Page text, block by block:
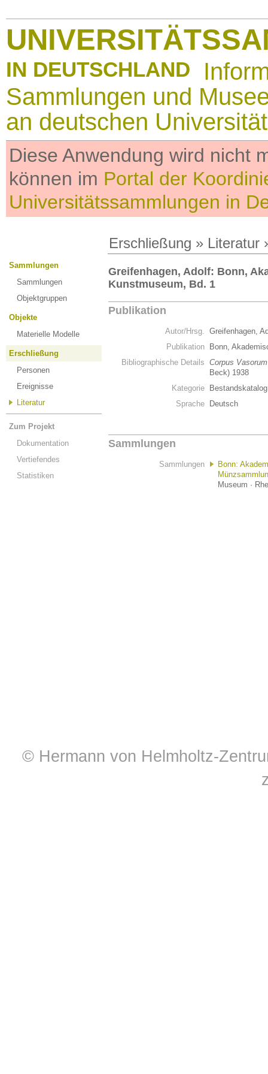
IN DEUTSCHLAND
Sammlungen und
an deutschen
Diese Anwendung wird nicht
können im Portal der
Universitätssammlungen in
Erschließung » Literatur
Sammlungen
Sammlungen
Objektgruppen
Objekte
Materielle Modelle
Erschließung
Personen
Ereignisse
Literatur
Zum Projekt
Dokumentation
Vertiefendes
Statistiken
Greifenhagen, Adolf: Bonn,
Kunstmuseum, Bd. 1
Publikation
Autor/Hrsg. Greifenhagen,
Publikation
Bonn,
Bibliographische Details Corpus
Beck) 1938
Kategorie
Bestandskatalog
Sprache
Deutsch
Sammlungen
Sammlungen
Bonn:
Museum ·
© Hermann von Helmholtz-